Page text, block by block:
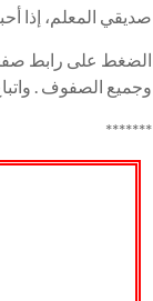
صديقي المعلم، إذا
الضغط على رابط
وجميع الصفوف .
*******